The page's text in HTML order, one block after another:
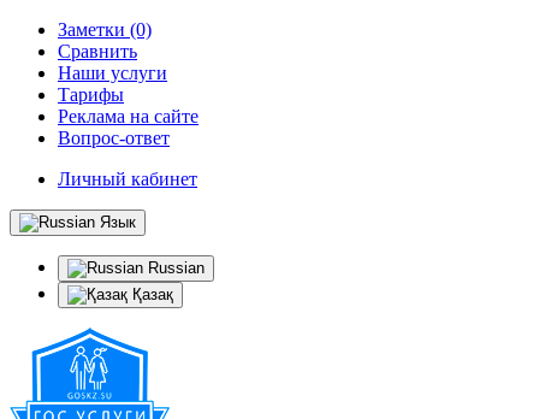
Заметки (0)
Сравнить
Наши услуги
Тарифы
Реклама на сайте
Вопрос-ответ
Личный кабинет
Язык
Russian
Қазақ